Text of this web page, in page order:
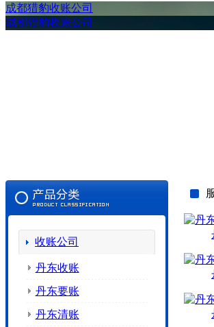
成都猎豹收账公司
成都猎豹收账公司
收账公司
丹东收账
丹东要账
丹东清账